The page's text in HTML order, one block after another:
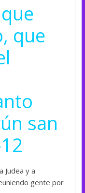
que
san
Judea y a
gente por